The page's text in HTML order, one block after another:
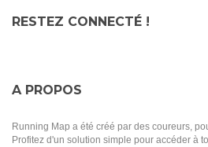
RESTEZ CONNECTÉ !
A PROPOS
Running Map a été créé par des coureurs,
Profitez d'un solution simple pour accéder à